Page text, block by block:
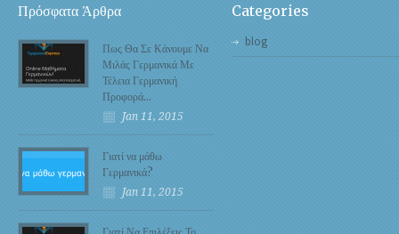
Πρόσφατα Άρθρα
Πως Θα Σε Κάνουμε Να
Μιλάς Γερμανικά Με
Τέλεια Γερμανική
Προφορά…
Jan 11, 2015
Γιατί να μάθω
Γερμανικά?
Jan 11, 2015
Categories
blog